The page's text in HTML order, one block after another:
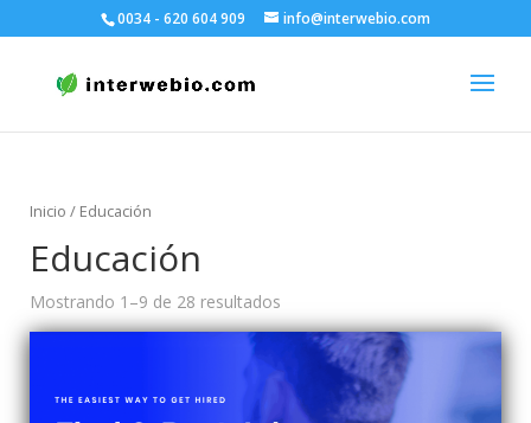
0034 - 620 604 909 info@interwebio.com
Inicio / Educación
Educación
Mostrando 1–9 de 28 resultados